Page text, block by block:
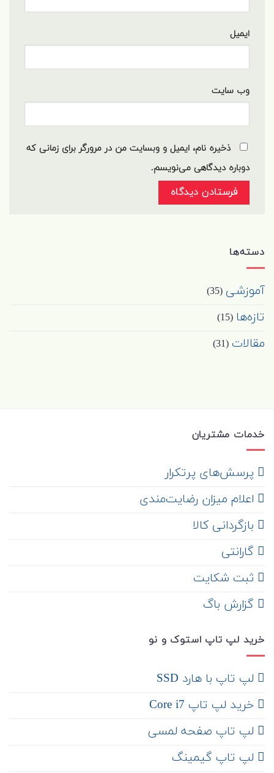
ایمیل
وب‌ سایت
ذخیره نام، ایمیل و وبسایت من در مرورگر برای زمانی که
دوباره دیدگاهی می‌نویسم.
دسته‌ها
آموزشی (35)
تازه‌ها (15)
مقالات (31)
خدمات مشتریان
‌ پرسش‌های پرتکرار
اعلام میزان رضایت‌مندی
‌ بازگردانی کالا
گارانتی
ثبت شکایت
‌ گزارش باگ
خرید لپ تاپ استوک و نو
لپ تاپ با هارد SSD
خرید لپ تاپ Core i7
لپ تاپ صفحه لمسی
لپ تاپ گیمینگ